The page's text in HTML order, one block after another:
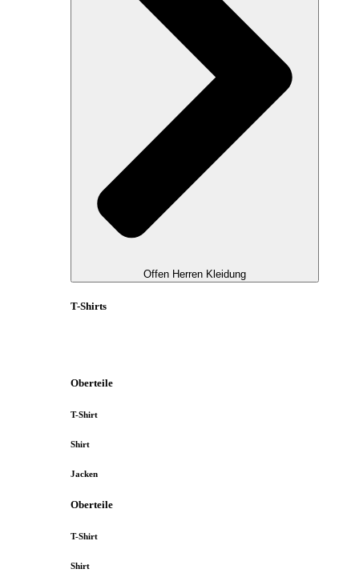
Offen Herren Kleidung
T-Shirts
Oberteile
T-Shirt
Shirt
Jacken
Oberteile
T-Shirt
Shirt